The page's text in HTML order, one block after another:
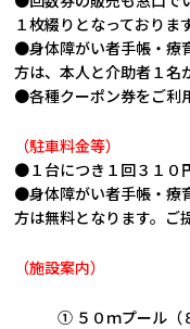
１枚綴りとなっておりま
●身体障がい者手帳・療
方は、本人と介助者１名
●各種クーポン券をご利
（駐車料金等）
●１台につき１回３１０
●身体障がい者手帳・療
方は無料となります。ご
（施設案内）
① ５０ｍプール（